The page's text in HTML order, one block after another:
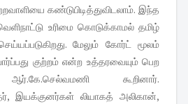
கண்டுபிடித்துவிடலாம். இந்த
உரிமை கொடுக்காமல் தமிழ்
மேலும் கோர்ட் மூலம்
பார்ப்பது குற்றம் என்ற உத்தரவையும் பெற
கூறினார்.
இயக்குனர்கள் லியாகத் அலிகான்,